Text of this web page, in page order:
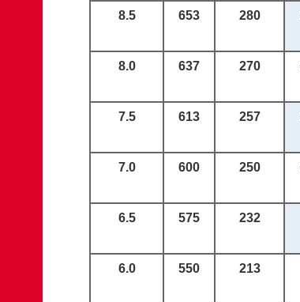
8.5 653 280
8.0 637 270
7.5 613 257
7.0 600 250
6.5 575 232
6.0 550 213